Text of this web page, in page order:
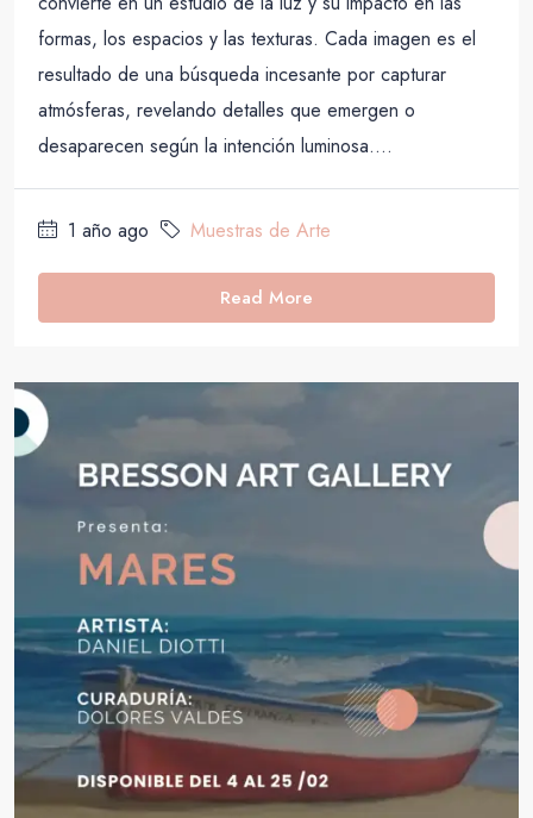
formas, los espacios y las texturas. Cada imagen es el
resultado de una búsqueda incesante por capturar
atmósferas, revelando detalles que emergen o
desaparecen según la intención luminosa....
1 año ago Muestras de Arte
Read More